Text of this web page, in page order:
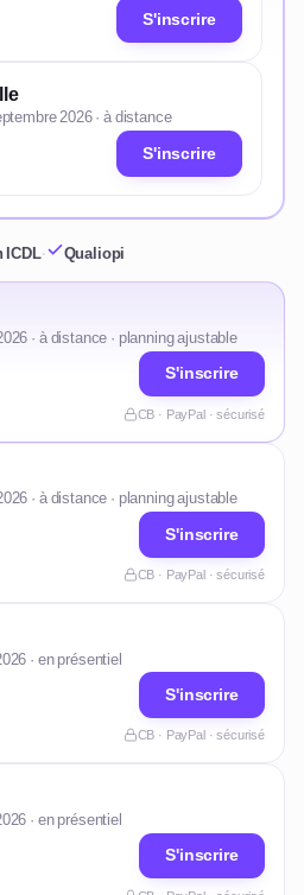
S'inscrire
2026 · à distance
S'inscrire
ICDL· Qualiopi
· à distance · planning ajustable
S'inscrire
CB · PayPal · sécurisé
· à distance · planning ajustable
S'inscrire
CB · PayPal · sécurisé
· en présentiel
S'inscrire
CB · PayPal · sécurisé
· en présentiel
S'inscrire